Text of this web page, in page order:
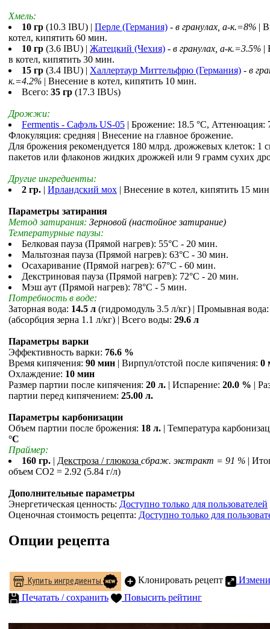
Хмель:
10 гр (10.3 IBU) | Перле (Германия) - в гранулах, a-к.=8% |
котел, кипятить 60 мин.
10 гр (3.6 IBU) | Жатецкий (Чехия) - в гранулах, a-к.=3.5% |
в котел, кипятить 30 мин.
15 гр (3.4 IBU) | Халлертаур Миттельфрю (Германия) - в
к.=4.2% | Внесение в котел, кипятить 10 мин.
Всего: 35 гр (17.3 IBUs)
Дрожжи:
Fermentis - Сафэль US-05 | Брожение: 18.5 °С, Аттенюация:
Флокуляция: средняя | Внесение на главное брожение.
Для брожения рекомендуется 180 млрд. дрожжевых клеток: 1
пакетов или флаконов жидких дрожжей или 9 грамм сухих
Другие ингредиенты:
2 гр. | Ирландский мох | Внесение в котел, кипятить 15
Параметры затирания
Метод затирания: Зерновой (настойное затирание)
Температурные паузы:
Белковая пауза (Прямой нагрев): 55°С - 20 мин.
Мальтозная пауза (Прямой нагрев): 63°С - 30 мин.
Осахаривание (Прямой нагрев): 67°С - 60 мин.
Декстриновая пауза (Прямой нагрев): 72°С - 20 мин.
Мэш аут (Прямой нагрев): 78°С - 5 мин.
Потребность в воде:
Заторная вода: 14.5 л (гидромодуль 3.5 л/кг) | Промывная
(абсорбция зерна 1.1 л/кг) | Всего воды: 29.6 л
Параметры варки
Эффективность варки: 76.6 %
Время кипячения: 90 мин | Вирпул/отстой после кипячения: 0
Охлаждение: 10 мин
Размер партии после кипячения: 20 л. | Испарение: 20.0 % |
партии перед кипячением: 25.00 л.
Параметры карбонизации
Объем партии после брожения: 18 л. | Температура
°С
Праймер:
160 гр. | Декстроза / глюкоза сбраж. экстракт = 91 % |
объем СO2 = 2.92 (5.84 г/л)
Дополнительные параметры
Энергетическая ценность: Доступно только для пользователей
Оценочная стоимость рецепта: Доступно только для
Опции рецепта
Купить ингредиенты Клонировать рецепт
Печатать / сохранить
Повысить рейтинг